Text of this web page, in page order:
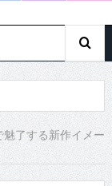
了する新作イメー